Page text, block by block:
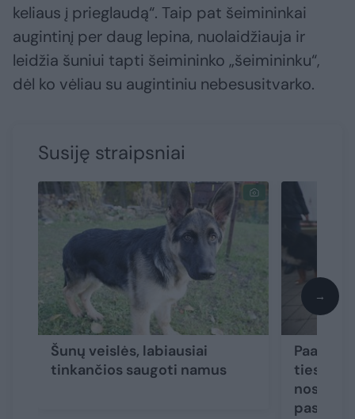
keliaus į prieglaudą“. Taip pat šeimininkai
augintinį per daug lepina, nuolaidžiauja ir
leidžia šuniui tapti šeimininko „šeimininku“,
dėl ko vėliau su augintiniu nebesusitvarko.
Susiję straipsniai
Šunų veislės, labiausiai
tinkančios saugoti namus
tiesti
nosies:
→